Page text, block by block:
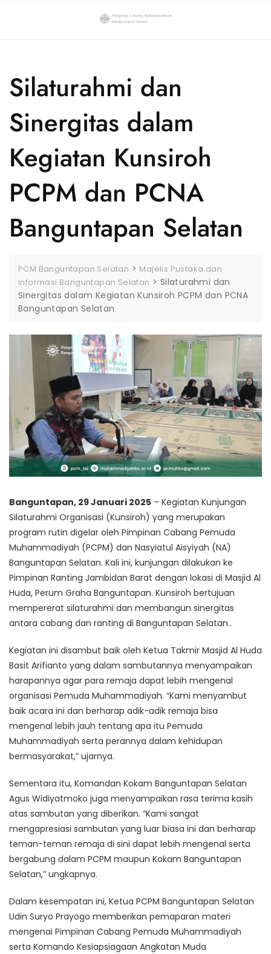
Silaturahmi dan
Sinergitas dalam
Kegiatan Kunsiroh
PCPM dan PCNA
Banguntapan Selatan
PCM Banguntapan Selatan > Majelis Pustaka dan
Informasi Banguntapan Selatan > Silaturahmi dan
Sinergitas dalam Kegiatan Kunsiroh PCPM dan PCNA
Banguntapan Selatan
Banguntapan, 29 Januari 2025 – Kegiatan Kunjungan
Silaturahmi Organisasi (Kunsiroh) yang merupakan
program rutin digelar oleh Pimpinan Cabang Pemuda
Muhammadiyah (PCPM) dan Nasyiatul Aisyiyah (NA)
Banguntapan Selatan. Kali ini, kunjungan dilakukan ke
Pimpinan Ranting Jambidan Barat dengan lokasi di Masjid Al
Huda, Perum Graha Banguntapan. Kunsiroh bertujuan
mempererat silaturahmi dan membangun sinergitas
antara cabang dan ranting di Banguntapan Selatan..
Kegiatan ini disambut baik oleh Ketua Takmir Masjid Al Huda
Basit Arifianto yang dalam sambutannya menyampaikan
harapannya agar para remaja dapat lebih mengenal
organisasi Pemuda Muhammadiyah. “Kami menyambut
baik acara ini dan berharap adik-adik remaja bisa
mengenal lebih jauh tentang apa itu Pemuda
Muhammadiyah serta perannya dalam kehidupan
bermasyarakat,” ujarnya.
Sementara itu, Komandan Kokam Banguntapan Selatan
Agus Widiyatmoko juga menyampaikan rasa terima kasih
atas sambutan yang diberikan. “Kami sangat
mengapresiasi sambutan yang luar biasa ini dan berharap
teman-teman remaja di sini dapat lebih mengenal serta
bergabung dalam PCPM maupun Kokam Banguntapan
Selatan,” ungkapnya.
Dalam kesempatan ini, Ketua PCPM Banguntapan Selatan
Udin Suryo Prayogo memberikan pemaparan materi
mengenai Pimpinan Cabang Pemuda Muhammadiyah
serta Komando Kesiapsiagaan Angkatan Muda